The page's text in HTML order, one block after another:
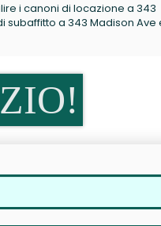
i canoni di locazione a 343
subaffitto a 343 Madison Ave